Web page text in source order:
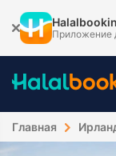
Приложение
Главная